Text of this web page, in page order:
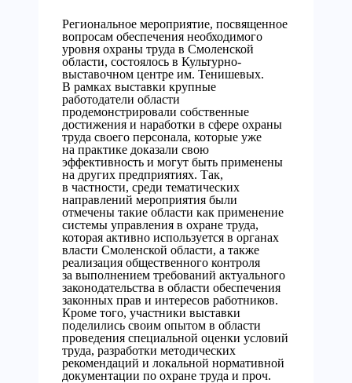
Региональное мероприятие, посвященное
вопросам обеспечения необходимого
уровня охраны труда в Смоленской
области, состоялось в Культурно-
выставочном центре им. Тенишевых.
В рамках выставки крупные
работодатели области
продемонстрировали собственные
достижения и наработки в сфере охраны
труда своего персонала, которые уже
на практике доказали свою
эффективность и могут быть применены
на других предприятиях. Так,
в частности, среди тематических
направлений мероприятия были
отмечены такие области как применение
системы управления в охране труда,
которая активно используется в органах
власти Смоленской области, а также
реализация общественного контроля
за выполнением требований актуального
законодательства в области обеспечения
законных прав и интересов работников.
Кроме того, участники выставки
поделились своим опытом в области
проведения специальной оценки условий
труда, разработки методических
рекомендаций и локальной нормативной
документации по охране труда и проч.